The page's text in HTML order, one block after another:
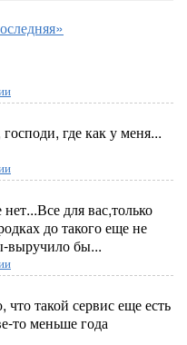
господи, где как у меня...
для вас,только
до такого еще не
выручило бы...
что такой сервис еще есть
то меньше года